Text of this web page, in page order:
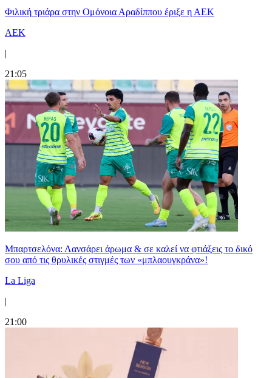
Φιλική τριάρα στην Ομόνοια Αραδίππου έριξε η ΑΕΚ
ΑΕΚ
|
21:05
Μπαρτσελόνα: Λανσάρει άρωμα & σε καλεί να φτιάξεις το δικό
σου από τις θρυλικές στιγμές των «μπλαουγκράνα»!
La Liga
|
21:00